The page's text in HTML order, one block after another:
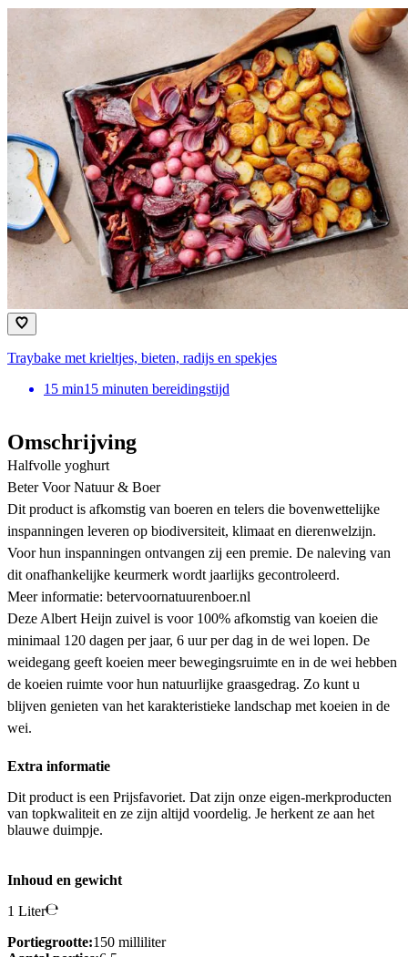
Traybake met krieltjes, bieten, radijs en spekjes
15 min15 minuten bereidingstijd
Omschrijving
Halfvolle yoghurt
Beter Voor Natuur & Boer
Dit product is afkomstig van boeren en telers die bovenwettelijke
inspanningen leveren op biodiversiteit, klimaat en dierenwelzijn.
Voor hun inspanningen ontvangen zij een premie. De naleving van
dit onafhankelijke keurmerk wordt jaarlijks gecontroleerd.
Meer informatie: betervoornatuurenboer.nl
Deze Albert Heijn zuivel is voor 100% afkomstig van koeien die
minimaal 120 dagen per jaar, 6 uur per dag in de wei lopen. De
weidegang geeft koeien meer bewegingsruimte en in de wei hebben
de koeien ruimte voor hun natuurlijke graasgedrag. Zo kunt u
blijven genieten van het karakteristieke landschap met koeien in de
wei.
Extra informatie
Dit product is een Prijsfavoriet. Dat zijn onze eigen-merkproducten
van topkwaliteit en ze zijn altijd voordelig. Je herkent ze aan het
blauwe duimpje.
Inhoud en gewicht
1 Liter
Portiegrootte:150 milliliter